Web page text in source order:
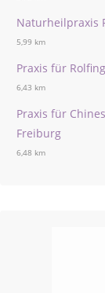
Naturheilpraxis
5,99 km
Praxis für
6,43 km
Praxis für
Freiburg
6,48 km